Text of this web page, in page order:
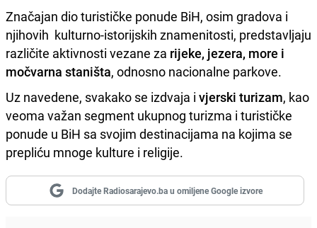
Značajan dio turističke ponude BiH, osim gradova i
njihovih kulturno-istorijskih znamenitosti, predstavljaju
različite aktivnosti vezane za rijeke, jezera, more i
močvarna staništa, odnosno nacionalne parkove.
Uz navedene, svakako se izdvaja i vjerski turizam, kao
veoma važan segment ukupnog turizma i turističke
ponude u BiH sa svojim destinacijama na kojima se
prepliću mnoge kulture i religije.
Dodajte Radiosarajevo.ba u omiljene Google izvore